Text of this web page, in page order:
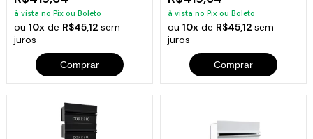
à vista no Pix ou Boleto
ou10x de R$45,12sem
juros
Comprar
à vista no Pix ou Boleto
ou 10xde R$45,12 sem
juros
Comprar